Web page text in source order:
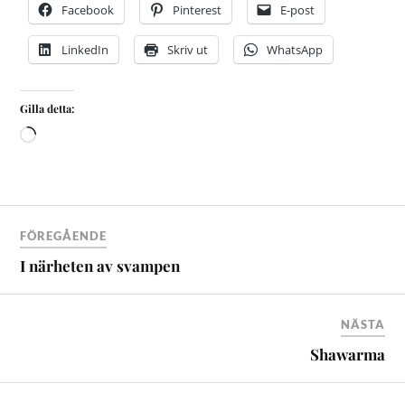
Facebook Pinterest E-post
LinkedIn Skriv ut WhatsApp
Gilla detta:
FÖREGÅENDE
I närheten av svampen
NÄSTA
Shawarma